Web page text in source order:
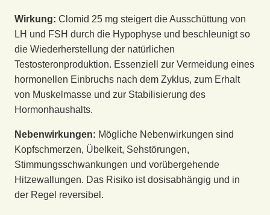
Wirkung: Clomid 25 mg steigert die Ausschüttung von
LH und FSH durch die Hypophyse und beschleunigt so
die Wiederherstellung der natürlichen
Testosteronproduktion. Essenziell zur Vermeidung eines
hormonellen Einbruchs nach dem Zyklus, zum Erhalt
von Muskelmasse und zur Stabilisierung des
Hormonhaushalts.
Nebenwirkungen: Mögliche Nebenwirkungen sind
Kopfschmerzen, Übelkeit, Sehstörungen,
Stimmungsschwankungen und vorübergehende
Hitzewallungen. Das Risiko ist dosisabhängig und in
der Regel reversibel.